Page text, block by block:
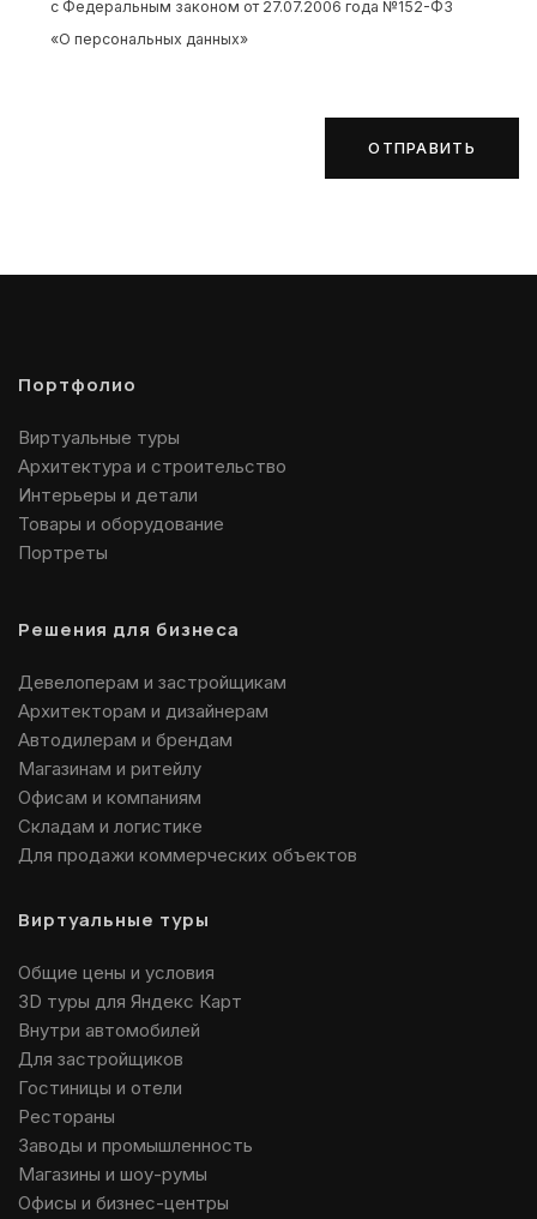
с Федеральным законом от 27.07.2006 года №152-ФЗ
«О персональных данных»
ОТПРАВИТЬ
Портфолио
Виртуальные туры
Архитектура и строительство
Интерьеры и детали
Товары и оборудование
Портреты
Решения для бизнеса
Девелоперам и застройщикам
Архитекторам и дизайнерам
Автодилерам и брендам
Магазинам и ритейлу
Офисам и компаниям
Складам и логистике
Для продажи коммерческих объектов
Виртуальные туры
Общие цены и условия
3D туры для Яндекс Карт
Внутри автомобилей
Для застройщиков
Гостиницы и отели
Рестораны
Заводы и промышленность
Магазины и шоу-румы
Офисы и бизнес-центры